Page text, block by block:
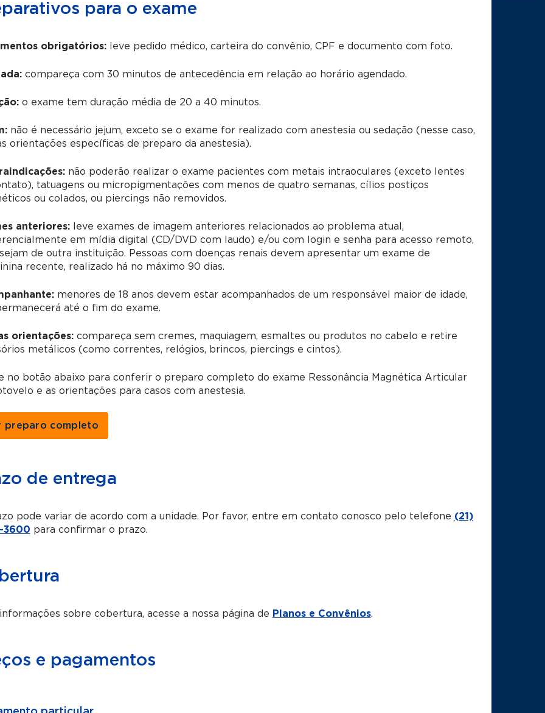
para o exame
obrigatórios:leve pedido médico, carteira do convênio, CPF e documento com foto.
compareça com 30 minutos de antecedência em relação ao horário agendado.
o exame tem duração média de 20 a 40 minutos.
não é necessário jejum, exceto se o exame for realizado com anestesia ou sedação (nesse caso,
orientações específicas de preparo da anestesia).
não poderão realizar o exame pacientes com metais intraoculares (exceto lentes
tatuagens ou micropigmentações com menos de quatro semanas, cílios postiços
ou colados, ou piercings não removidos.
anteriores:
leve exames de imagem anteriores relacionados ao problema atual,
em mídia digital (CD/DVD com laudo) e/ou com login e senha para acesso remoto,
de outra instituição. Pessoas com doenças renais devem apresentar um exame de
recente, realizado há no máximo 90 dias.
menores de 18 anos devem estar acompanhados de um responsável maior de idade,
até o fim do exame.
orientações:compareça sem cremes, maquiagem, esmaltes ou produtos no cabelo e retire
metálicos (como correntes, relógios, brincos, piercings e cintos).
no botão abaixo para conferir o preparo completo do exame Ressonância Magnética Articular
e as orientações para casos com anestesia.
preparo completo
de entrega
pode variar de acordo com a unidade. Por favor, entre em contato conosco pelo telefone (21)
3600 para confirmar o prazo.
sobre cobertura, acesse a nossa página de Planos e Convênios.
e pagamentos